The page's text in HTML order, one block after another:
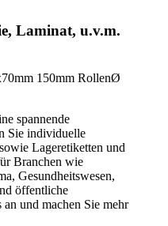
Laminat, u.v.m.
spannende
Sie individuelle
Lageretiketten und
Branchen wie
Gesundheitswesen,
öffentliche
und machen Sie mehr